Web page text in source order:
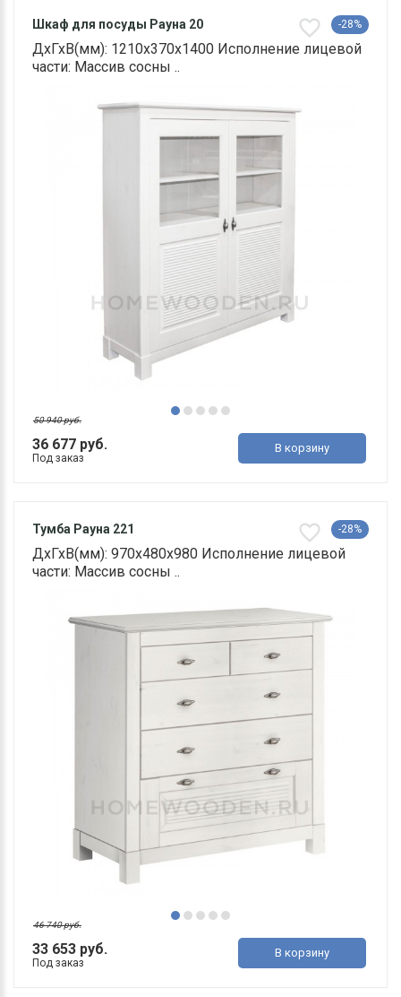
Шкаф для посуды Рауна 20 -28%
ДхГхВ(мм): 1210х370х1400 Исполнение лицевой
части: Массив сосны ..
36 677 руб.
50 940 руб.
Под заказ
В корзину
Тумба Рауна 221 -28%
ДхГхВ(мм): 970х480х980 Исполнение лицевой
части: Массив сосны ..
33 653 руб.
46 740 руб.
Под заказ
В корзину